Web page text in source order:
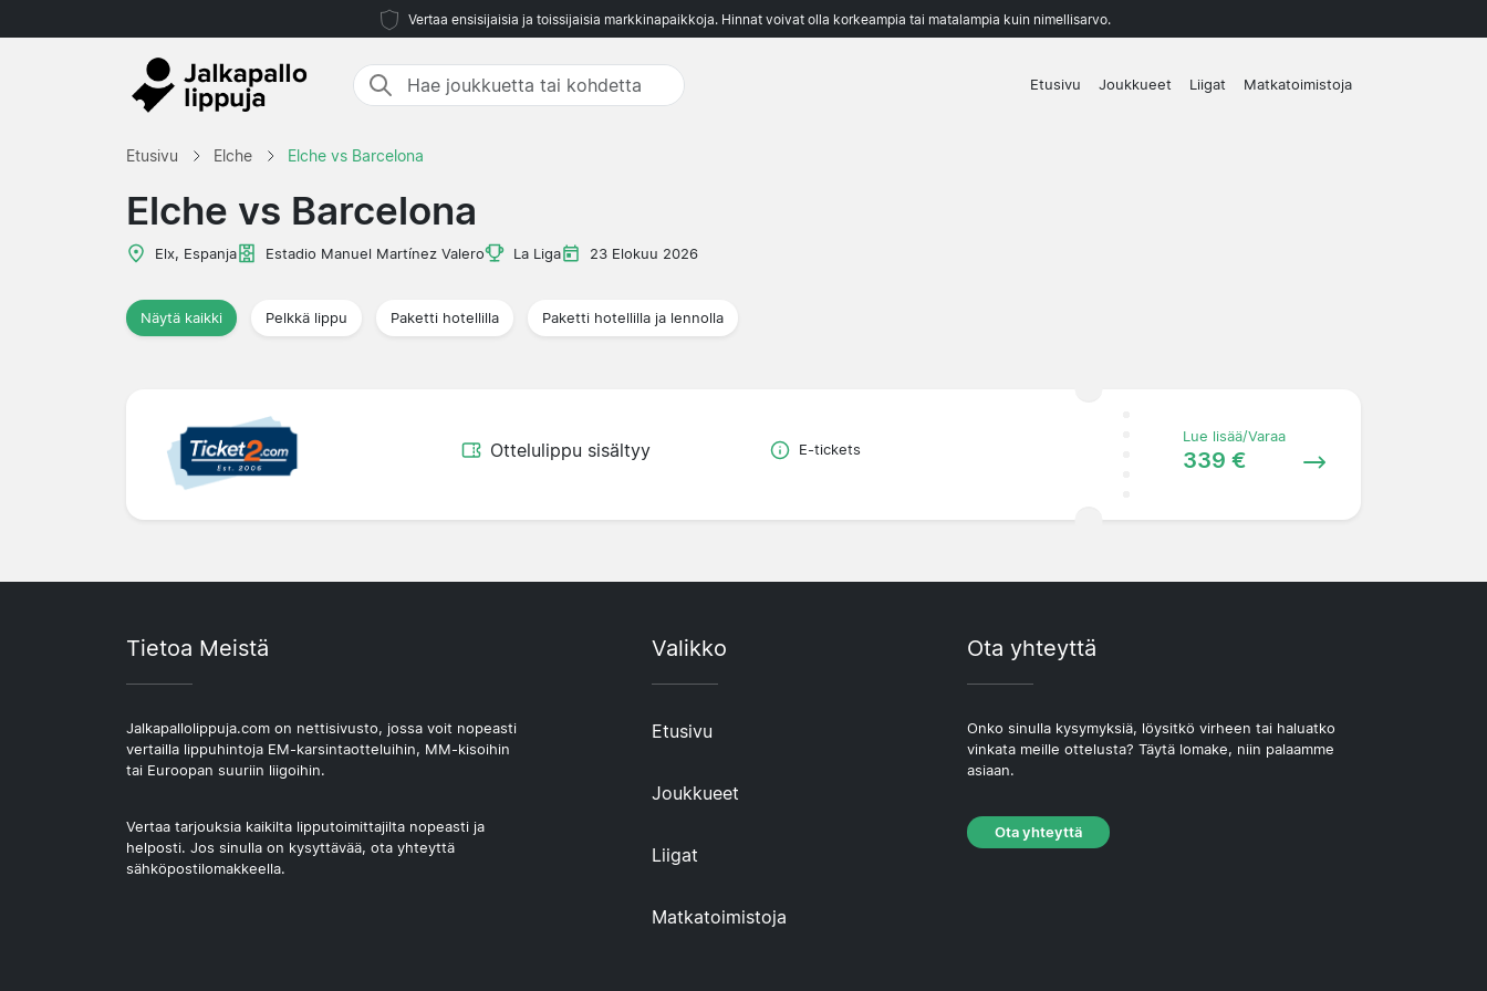
Vertaa ensisijaisia ja toissijaisia markkinapaikkoja. Hinnat voivat olla korkeampia tai matalampia kuin nimellisarvo.
Etusivu Joukkueet Liigat Matkatoimistoja
Etusivu Elche Elche vs Barcelona
Elche vs Barcelona
Elx, Espanja Estadio Manuel Martínez Valero La Liga 23 Elokuu 2026
Näytä kaikki Pelkkä lippu Paketti hotellilla Paketti hotellilla ja lennolla
Ottelulippu sisältyy E-tickets
Lue lisää/Varaa
339 €
Tietoa Meistä
Jalkapallolippuja.com on nettisivusto, jossa voit nopeasti
vertailla lippuhintoja EM-karsintaotteluihin, MM-kisoihin
tai Euroopan suuriin liigoihin.
Vertaa tarjouksia kaikilta lipputoimittajilta nopeasti ja
helposti. Jos sinulla on kysyttävää, ota yhteyttä
sähköpostilomakkeella.
Valikko
Etusivu
Joukkueet
Liigat
Matkatoimistoja
Ota yhteyttä
Onko sinulla kysymyksiä, löysitkö virheen tai haluatko
vinkata meille ottelusta? Täytä lomake, niin palaamme
asiaan.
Ota yhteyttä